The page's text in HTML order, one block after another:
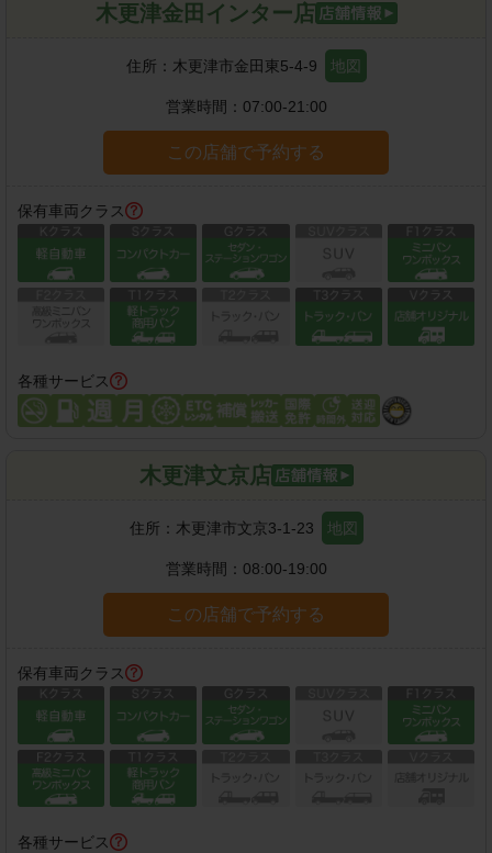
木更津金田インター店
住所： 木更津市金田東5-4-9 地図
営業時間： 07:00-21:00
この店舗で予約する
保有車両クラス
各種サービス
木更津文京店
住所： 木更津市文京3-1-23 地図
営業時間： 08:00-19:00
この店舗で予約する
保有車両クラス
各種サービス